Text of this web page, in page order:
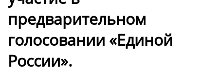
предварительном
голосовании «Единой
России».